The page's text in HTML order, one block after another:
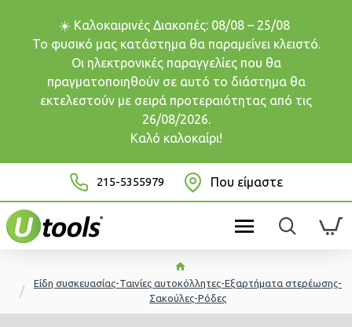
☀️ Καλοκαιρινές Διακοπές: 08/08 – 25/08
Το φυσικό μας κατάστημα θα παραμείνει κλειστό.
Οι ηλεκτρονικές παραγγελίες που θα
πραγματοποιηθούν σε αυτό το διάστημα θα
εκτελεστούν με σειρά προτεραιότητας από τις
26/08/2026.
Καλό καλοκαίρι!
215-5355979 Που είμαστε
Είδη συσκευασίας-Ταινίες αυτοκόλλητες-Εξαρτήματα στερέωσης-
Σακούλες-Ρόδες